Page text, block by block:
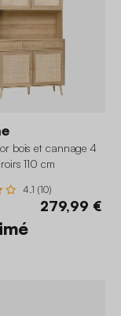
bois et cannage 4
110 cm
4.1 (10)
279,99 €